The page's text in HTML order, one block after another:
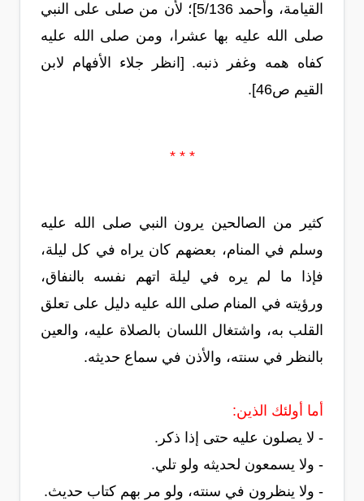
القيامة، وأحمد 5/136]؛ لأن من صلى على النبي
صلى الله عليه بها عشرا، ومن صلى الله عليه
كفاه همه وغفر ذنبه. [انظر جلاء الأفهام لابن
القيم ص46].
* * *
كثير من الصالحين يرون النبي صلى الله عليه
وسلم في المنام، بعضهم كان يراه في كل ليلة،
فإذا ما لم يره في ليلة اتهم نفسه بالنفاق،
ورؤيته في المنام صلى الله عليه دليل على تعلق
القلب به، واشتغال اللسان بالصلاة عليه، والعين
بالنظر في سنته، والأذن في سماع حديثه.
أما أولئك الذين:
- لا يصلون عليه حتى إذا ذكر.
- ولا يسمعون لحديثه ولو تلي.
- ولا ينظرون في سنته، ولو مر بهم كتاب حديث.